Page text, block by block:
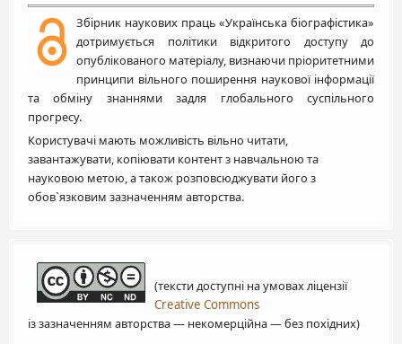
Збірник наукових праць «Українська біографістика»
дотримується політики відкритого доступу до
опублікованого матеріалу, визнаючи пріоритетними
принципи вільного поширення наукової інформації
та обміну знаннями задля глобального суспільного
прогресу.
Користувачі мають можливість вільно читати,
завантажувати, копіювати контент з навчальною та
науковою метою, а також розповсюджувати його з
обов`язковим зазначенням авторства.
(тексти доступні на умовах ліцензії
Creative Commons
із зазначенням авторства — некомерційна — без похідних)